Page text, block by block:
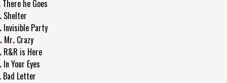
There he Goes
Shelter
Invisible Party
Mr. Crazy
R&R is Here
In Your Eyes
Bad Letter